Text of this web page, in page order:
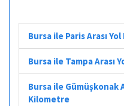
Bursa ile Paris Arası
Bursa ile Tampa Arası
Bursa ile Gümüşkonak
Kilometre